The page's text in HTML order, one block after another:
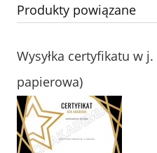
Produkty powiązane
Wysyłka certyfikatu w
papierowa)